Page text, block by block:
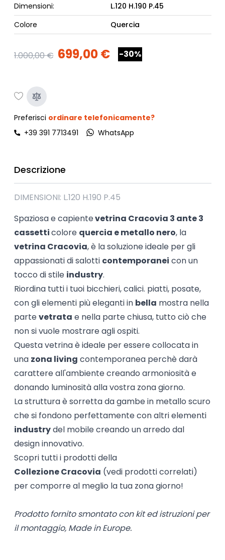
Dimensioni:
L.120 H.190 P.45
Colore
Quercia
1.000,00 € 699,00 € -30%
Preferisci ordinare telefonicamente?
+39 391 7713491
WhatsApp
Descrizione
DIMENSIONI: L.120 H.190 P.45
Spaziosa e capientevetrina Cracovia 3 ante 3
cassetticolore quercia e metallo nero, la
vetrina Cracovia, è la soluzione ideale per gli
appassionati di salotti contemporanei con un
tocco di stile industry.
Riordina tutti i tuoi bicchieri, calici. piatti, posate,
con gli elementi più eleganti in bella mostra nella
partevetrata e nella parte chiusa, tutto ciò che
non si vuole mostrare agli ospiti.
Questa vetrina è ideale per essere collocata in
una zona living contemporanea perchè darà
carattere all'ambiente creando armoniosità e
donando luminosità alla vostra zona giorno.
La struttura è sorretta da gambe in metallo scuro
che si fondono perfettamente con altri elementi
industrydel mobile creando un arredo dal
design innovativo.
Scopri tutti i prodotti della
Collezione Cracovia (vedi prodotti correlati)
per comporre al meglio la tua zona giorno!
Prodotto fornito smontato con kit ed istruzioni per
il montaggio, Made in Europe.